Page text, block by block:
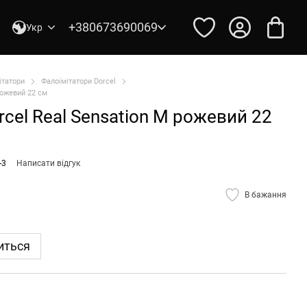
Укр +380673690069
Фалоімітатори Dorcel
22 см
Real Sensation M рожевий 22
Написати відгук
В бажання